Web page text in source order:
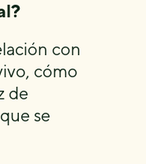
con
cómo
de
se